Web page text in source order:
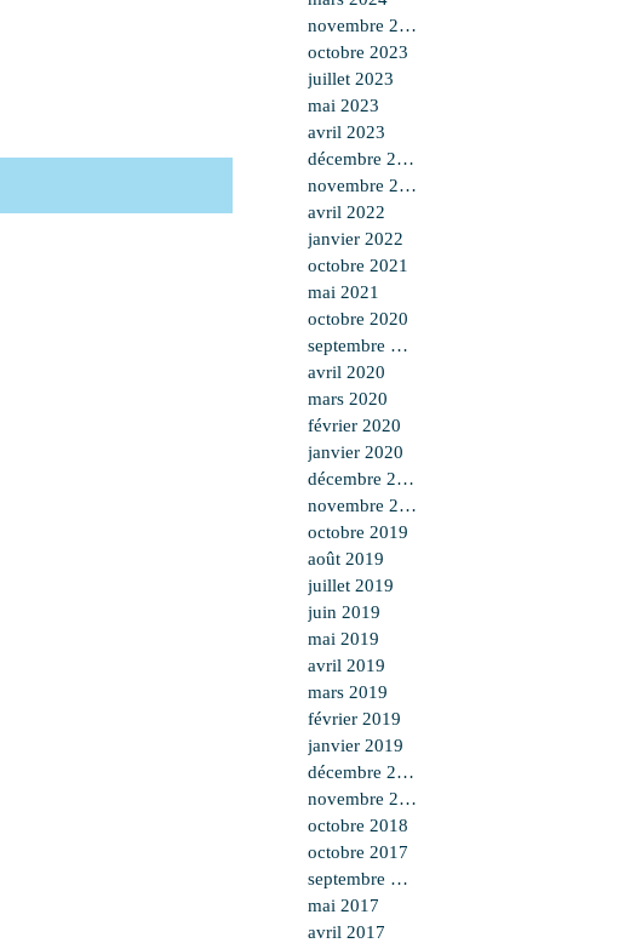
novembre 2023
octobre 2023
juillet 2023
mai 2023
avril 2023
décembre 2022
novembre 2022
avril 2022
janvier 2022
octobre 2021
mai 2021
octobre 2020
septembre 2020
avril 2020
mars 2020
février 2020
janvier 2020
décembre 2019
novembre 2019
octobre 2019
août 2019
juillet 2019
juin 2019
mai 2019
avril 2019
mars 2019
février 2019
janvier 2019
décembre 2018
novembre 2018
octobre 2018
octobre 2017
septembre 2017
mai 2017
avril 2017